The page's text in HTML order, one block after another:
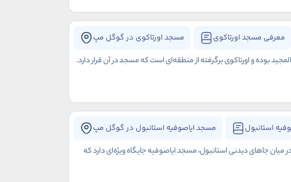
معرفی مسجد اورتاکوی مسجد اورتاکوی در گوگل مپ
بوده و اورتاکوی برگرفته از منطقه‌ای است که مسجد در آن قرار دارد.
استانبول مسجد ایاصوفیه استانبول در گوگل مپ
جاهای دیدنی استانبول، مسجد ایاصوفیه جایگاه ویژه‌ای دارد که